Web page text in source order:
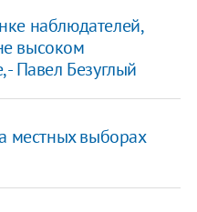
наблюдателей,
высоком
Павел Безуглый
местных выборах